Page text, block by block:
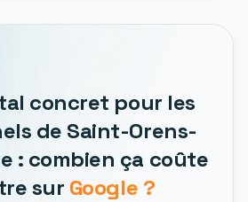
concret pour les
de Saint-Orens-
: combien ça coûte
sur Google ?